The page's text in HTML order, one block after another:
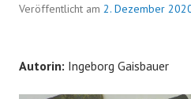
Veröffentlicht am 2. Dezember
Autorin: Ingeborg Gaisbauer